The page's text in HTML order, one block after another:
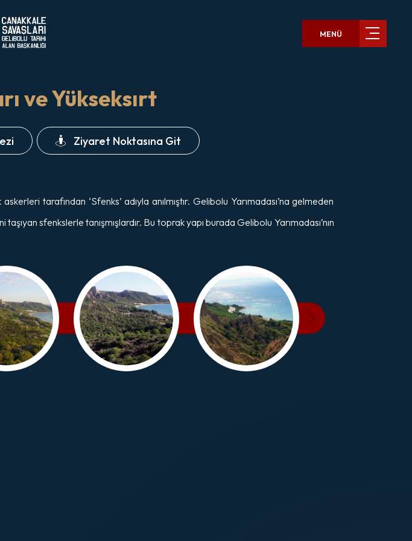
MENÜ
ve Yükseksırt
Ziyaret Noktasına Git
tarafından ‘Sfenks’ adıyla anılmıştır. Gelibolu Yarımadası’na gelmeden
sfenkslerle tanışmışlardır. Bu toprak yapı burada Gelibolu Yarımadası’nın